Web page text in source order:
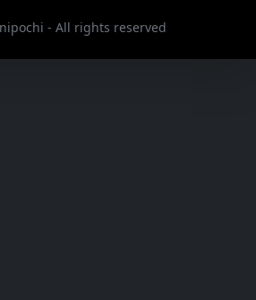
- All rights reserved